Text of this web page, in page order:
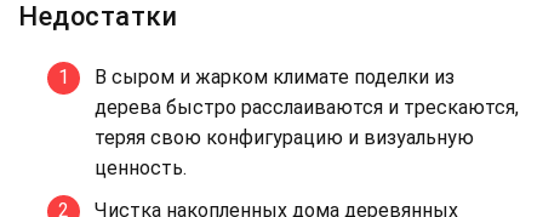
Недостатки
В сыром и жарком климате поделки из
дерева быстро расслаиваются и трескаются,
теряя свою конфигурацию и визуальную
ценность.
Чистка накопленных дома деревянных